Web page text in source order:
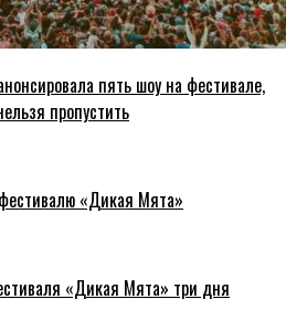
пять шоу на фестивале,
пропустить
«Дикая Мята»
«Дикая Мята» три дня